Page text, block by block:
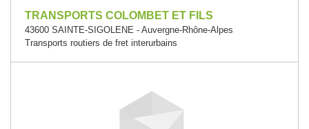
TRANSPORTS COLOMBET ET FILS
43600 SAINTE-SIGOLENE - Auvergne-Rhône-Alpes
Transports routiers de fret interurbains